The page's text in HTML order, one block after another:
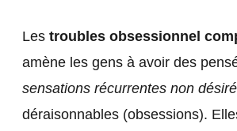
Les troubles obsessionnel
amène les gens à avoir des
sensations récurrentes non
déraisonnables (obsessions).